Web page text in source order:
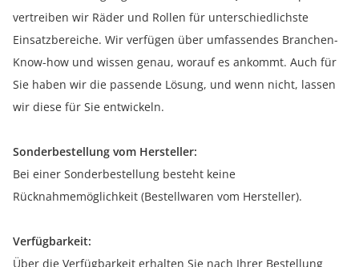
vertreiben wir Räder und Rollen für unterschiedlichste
Einsatzbereiche. Wir verfügen über umfassendes Branchen-
Know-how und wissen genau, worauf es ankommt. Auch für
Sie haben wir die passende Lösung, und wenn nicht, lassen
wir diese für Sie entwickeln.
Sonderbestellung vom Hersteller:
Bei einer Sonderbestellung besteht keine
Rücknahmemöglichkeit (Bestellwaren vom Hersteller).
Verfügbarkeit:
Über die Verfügbarkeit erhalten Sie nach Ihrer Bestellung